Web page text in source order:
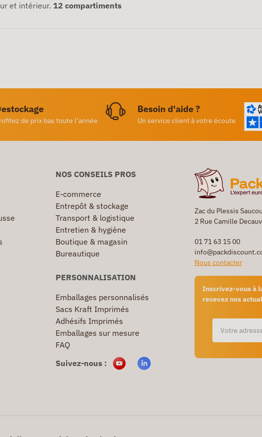
et intérieur. 12 compartiments
de prix bas toute l’année
Besoin d'aide ?
Un service client à votre écoute
Zac du Plessis
2 Rue Camille
01 71 63 15 00
Nous contacter
Inscrivez-vous à
recevez nos
NOS CONSEILS PROS
E-commerce
Entrepôt & stockage
Transport & logistique
Entretien & hygiène
Boutique & magasin
Bureautique
PERSONNALISATION
Emballages personnalisés
Sacs Kraft Imprimés
Adhésifs Imprimés
Emballages sur mesure
FAQ
Suivez-nous :